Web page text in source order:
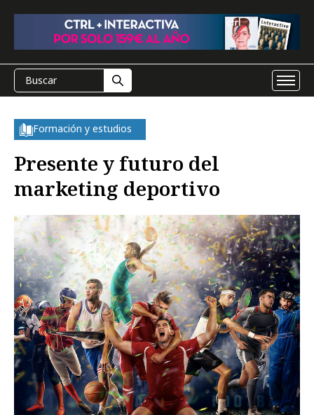
Formación y estudios
Presente y futuro del
marketing deportivo